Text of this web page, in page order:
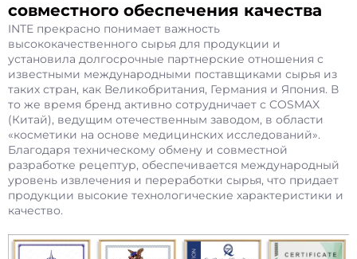
совместного обеспечения качества
INTE прекрасно понимает важность
высококачественного сырья для продукции и
установила долгосрочные партнерские отношения с
известными международными поставщиками сырья из
таких стран, как Великобритания, Германия и Япония. В
то же время бренд активно сотрудничает с COSMAX
(Китай), ведущим отечественным заводом, в области
«косметики на основе медицинских исследований».
Благодаря техническому обмену и совместной
разработке рецептур, обеспечивается международный
уровень извлечения и переработки сырья, что придает
продукции высокие технологические характеристики и
качество.